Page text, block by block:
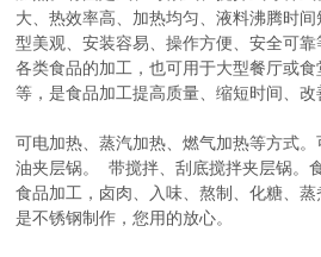
大、热效率高、加热均匀、液料沸腾时
型美观、安装容易、操作方便、安全可
各类食品的加工，也可用于大型餐厅或
等，是食品加工提高质量、缩短时间、改
可电加热、蒸汽加热、燃气加热等方式
油夹层锅。 带搅拌、刮底搅拌夹层锅。
食品加工，卤肉、入味、熬制、化糖、
是不锈钢制作，您用的放心。